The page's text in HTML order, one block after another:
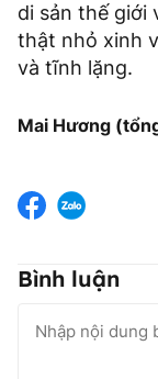
di sản thế giới
thật nhỏ xinh
và tĩnh lặng.
Mai Hương
Bình luận